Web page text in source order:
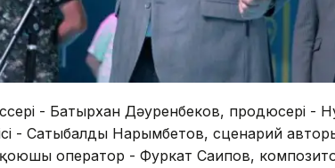
- Батырхан Дәуренбеков, продюсері -
- Сатыбалды Нарымбетов, сценарий
оператор - Фуркат Саипов,